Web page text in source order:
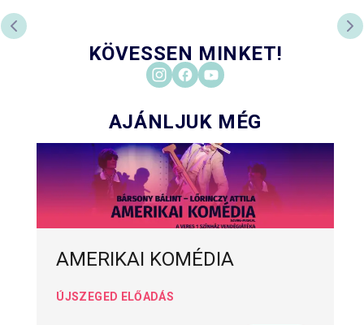
ELŐZŐ DIA
KÖVESSEN MINKET!
AJÁNLJUK MÉG
AMERIKAI KOMÉDIA
ÚJSZEGED ELŐADÁS